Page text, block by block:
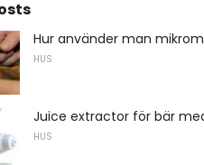
Hur använder man
HUS
Juice extractor för bär
HUS